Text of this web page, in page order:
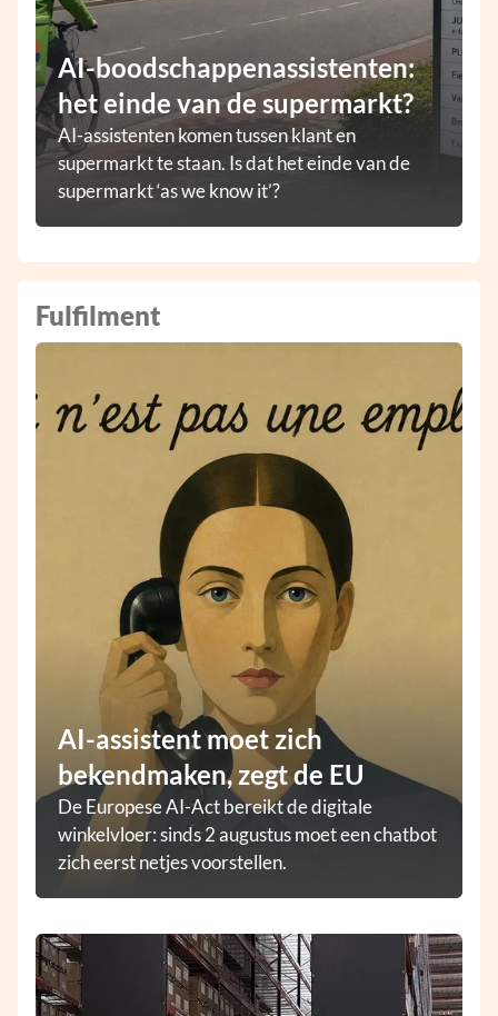
AI-boodschappenassistenten:
het einde van de supermarkt?
AI-assistenten komen tussen klant en
supermarkt te staan. Is dat het einde van de
supermarkt ‘as we know it’?
Fulfilment
AI-assistent moet zich
bekendmaken, zegt de EU
De Europese AI-Act bereikt de digitale
winkelvloer: sinds 2 augustus moet een chatbot
zich eerst netjes voorstellen.